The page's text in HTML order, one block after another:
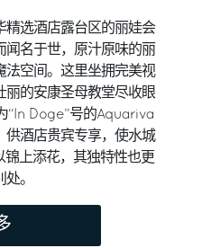
精选酒店露台区的丽娃会
闻名于世，原汁原味的丽
法空间。这里坐拥完美视
丽的安康圣母教堂尽收眼
“In Doge”号的Aquariva
酒店贵宾专享，使水城
锦上添花，其独特性也更
处。